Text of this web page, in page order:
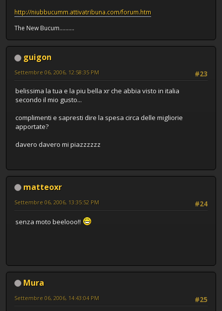
http://niubbucumm.attivatribuna.com/forum.htm
The New Bucum..........
guigon
#23
Settembre 06, 2006, 12:58:35 PM
belissima la tua e la piu bella xr che abbia visto in italia
secondo il mio gusto...
complimenti e sapresti dire la spesa circa delle migliorie
apportate?
davero davero mi piazzzzzz
matteoxr
#24
Settembre 06, 2006, 13:35:52 PM
senza moto beelooo!!
Mura
#25
Settembre 06, 2006, 14:43:04 PM